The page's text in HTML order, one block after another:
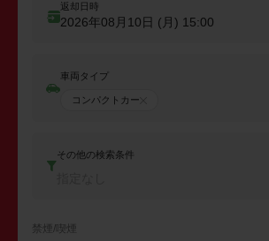
返却日時
2026年08月10日 (月) 15:00
車両タイプ
コンパクトカー
その他の検索条件
禁煙/喫煙